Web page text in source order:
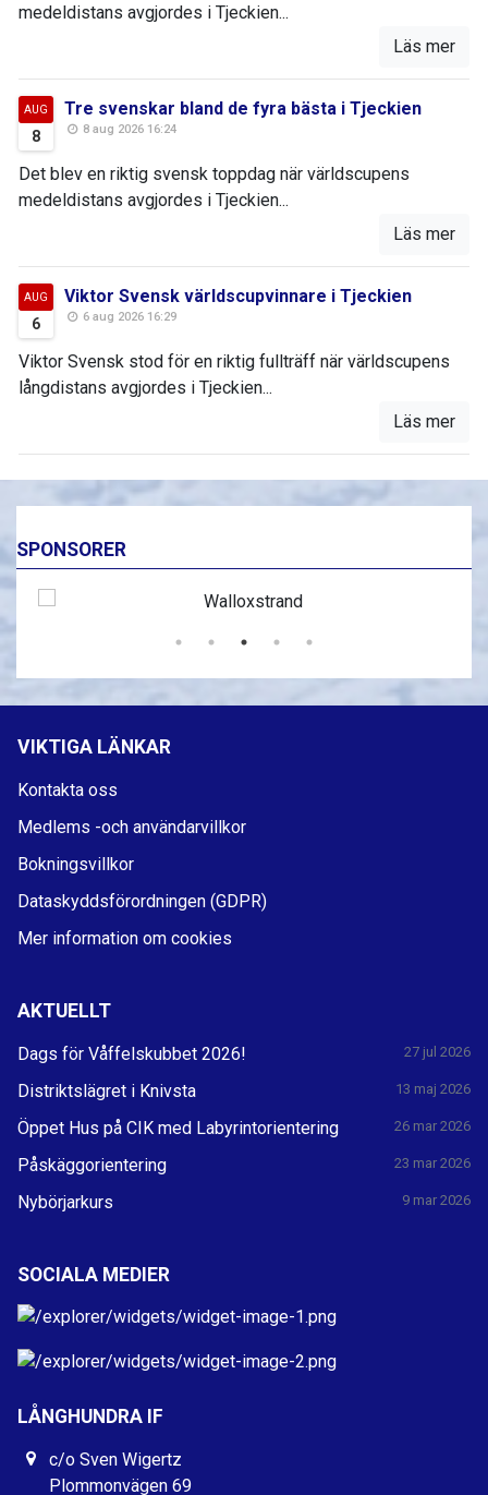
medeldistans avgjordes i Tjeckien...
Läs mer
AUG
8
Tre svenskar bland de fyra bästa i Tjeckien
8 aug 2026 16:24
Det blev en riktig svensk toppdag när världscupens
medeldistans avgjordes i Tjeckien...
Läs mer
AUG
6
Viktor Svensk världscupvinnare i Tjeckien
6 aug 2026 16:29
Viktor Svensk stod för en riktig fullträff när världscupens
långdistans avgjordes i Tjeckien...
Läs mer
SPONSORER
VIKTIGA LÄNKAR
Kontakta oss
Medlems -och användarvillkor
Bokningsvillkor
Dataskyddsförordningen (GDPR)
Mer information om cookies
AKTUELLT
Dags för Våffelskubbet 2026! 27 jul 2026
Distriktslägret i Knivsta 13 maj 2026
Öppet Hus på CIK med Labyrintorientering 26 mar 2026
Påskäggorientering 23 mar 2026
Nybörjarkurs 9 mar 2026
SOCIALA MEDIER
LÅNGHUNDRA IF
c/o Sven Wigertz
Plommonvägen 69